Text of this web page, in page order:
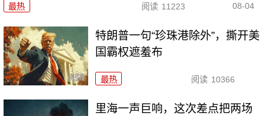
最热 阅读 11223 08-04
特朗普一句“珍珠港除外”，撕开美
国霸权遮羞布
最热 阅读 10366
里海一声巨响，这次差点把两场